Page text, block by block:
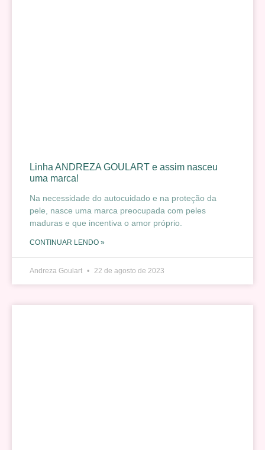
Linha ANDREZA GOULART e assim nasceu
uma marca!
Na necessidade do autocuidado e na proteção da
pele, nasce uma marca preocupada com peles
maduras e que incentiva o amor próprio.
CONTINUAR LENDO »
Andreza Goulart 22 de agosto de 2023